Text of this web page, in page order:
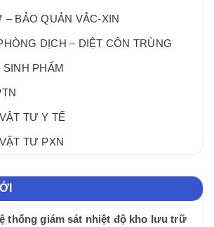
– BẢO QUẢN VẮC-XIN
DỊCH – DIỆT CÔN TRÙNG
SINH PHẨM
TƯ Y TẾ
TƯ PXN
thống giám sát nhiệt độ kho lưu trữ